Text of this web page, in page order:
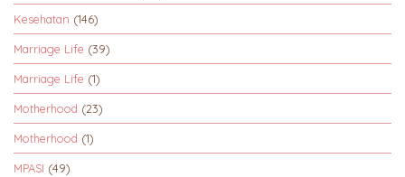
Kesehatan (146)
Marriage Life (39)
Marriage Life (1)
Motherhood (23)
Motherhood (1)
MPASI (49)